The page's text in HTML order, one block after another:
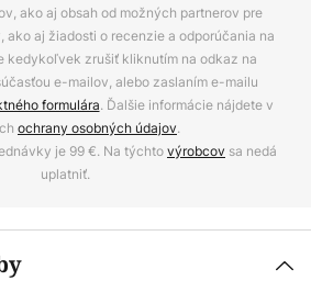
ako aj obsah od možných partnerov pre
ako aj žiadosti o recenzie a odporúčania na
kedykoľvek zrušiť kliknutím na odkaz na
e-mailov, alebo zaslaním e-mailu
formulára. Ďalšie informácie nájdete v
ochrany osobných údajov.
je 99 €. Na týchtovýrobcov sa nedá
uplatniť.